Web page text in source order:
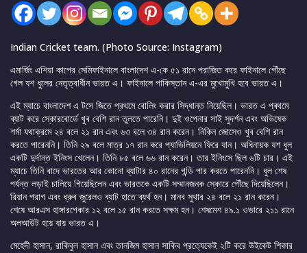
Indian Cricket team. (Photo Source: Instagram)
এমার্জিং এশিয়া কাপের সেমিফাইনালে বাংলাদেশ এ-কে ৫১ রানে পরাজিত করে ফাইনালে পৌঁছে
গেল যশ ধুলের নেতৃত্বাধীন ভারত এ। ফাইনালে পাকিস্তান এ-এর মুখোমুখি হবে ভারত এ।
এই ম্যাচে বাংলাদেশ এ টসে জিতে প্রথমে বোলিং করার সিদ্ধান্ত নিয়েছিল। ভারত এ প্ৰথমে
ব্যাট করে স্কোরবোর্ডে খুব বেশি রান তুলতে পারেনি। দুই ওপেনার সাই সুদর্শন এবং অভিষেক
শর্মা যথাক্রমে ২৪ বলে ২১ রান এবং ৬৩ বলে ৩৪ রান করেন। নিকিন জোসেও খুব বেশি রান
করতে পারেননি। তিনি ২৯ বলে মাত্র ১৭ রান করে প্যাভিলিয়নে ফিরে যান। অধিনায়ক যশ ধুল
একটি দুর্দান্ত ইনিংস খেলেন। তিনি ৮৫ বলে ৬৬ রান করেন। তার ইনিংসে ছিল ৬টি চার। এই
ম্যাচে তিনি বাদে ভারতের আর কোনো ব্যাটার ৪০ রানের গন্ডি পার করতে পারেননি। ধুল শেষ
পর্যন্ত লড়াই চালিয়ে গিয়েছিলেন এবং ভারতকে একটি সম্মানজনক স্কোরে পৌঁছে দিয়েছিলেন।
রিয়ান পরাগ এবং ধ্রুব জুরেলও ব্যাট হাতে ব্যৰ্থ হন। মানব সুথার ২৪ বলে ২১ রান করেন।
শেষে আরএস হাঙ্গারগেকার ১২ বলে ১৫ রান করতে সক্ষম হন। শেষমেশ ৪৯.১ ওভারে ২১১ রানে
অলআউট হয়ে যায় ভারত এ।
মেহেদী হাসান, রাকিবুল হাসান এবং তানজিম হাসান সাকিব প্রত্যেকেই ২টি করে উইকেট শিকার